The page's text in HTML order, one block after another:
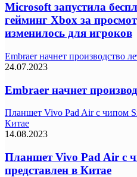
Microsoft запустила
гейминг Xbox за
изменилось для игроков
Embraer начнет производство
24.07.2023
Embraer начнет
Планшет Vivo Pad Air с чипом
Китае
14.08.2023
Планшет Vivo Pad Air с
представлен в Китае